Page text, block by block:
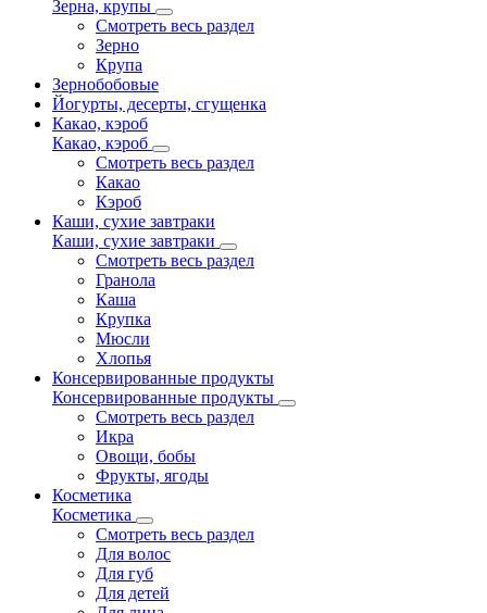
Зерна, крупы
Смотреть весь раздел
Зерно
Крупа
Зернобобовые
Йогурты, десерты, сгущенка
Какао, кэроб
Какао, кэроб
Смотреть весь раздел
Какао
Кэроб
Каши, сухие завтраки
Каши, сухие завтраки
Смотреть весь раздел
Гранола
Каша
Крупка
Мюсли
Хлопья
Консервированные продукты
Консервированные продукты
Смотреть весь раздел
Икра
Овощи, бобы
Фрукты, ягоды
Косметика
Косметика
Смотреть весь раздел
Для волос
Для губ
Для детей